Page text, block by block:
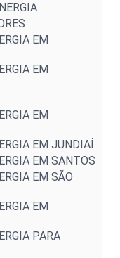
EM
EM
EM
EM JUNDIAÍ
EM SANTOS
EM SÃO
EM
PARA